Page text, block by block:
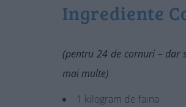
Ingrediente
(pentru 24 de cornuri – dar
mai multe)
1 kilogram de faina